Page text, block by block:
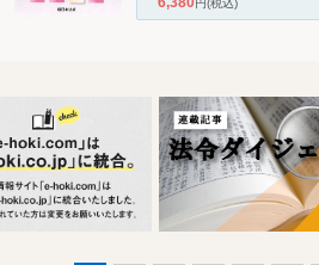
円(税込)